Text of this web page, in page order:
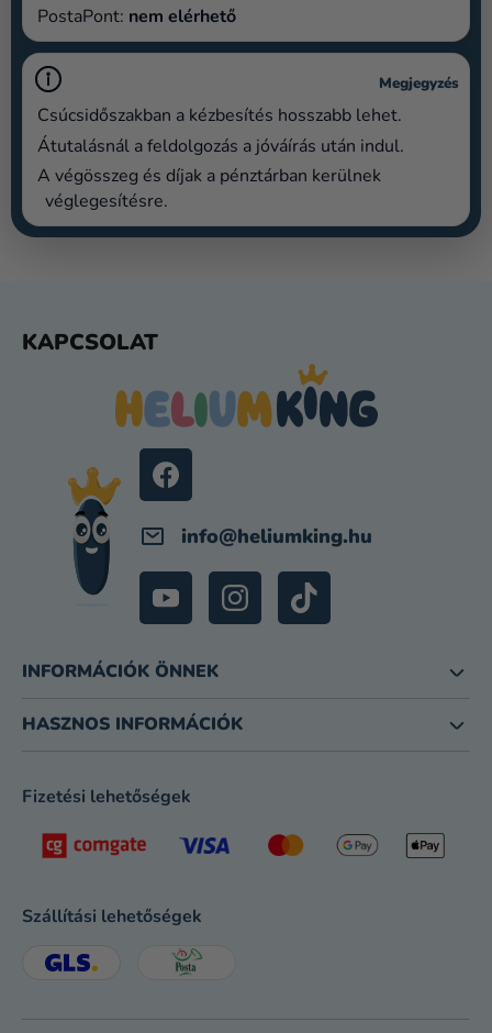
PostaPont: nem elérhető
Megjegyzés
Csúcsidőszakban a kézbesítés hosszabb lehet.
Átutalásnál a feldolgozás a jóváírás után indul.
A végösszeg és díjak a pénztárban kerülnek
véglegesítésre.
KAPCSOLAT
info@heliumking.hu
INFORMÁCIÓK ÖNNEK
HASZNOS INFORMÁCIÓK
Fizetési lehetőségek
Szállítási lehetőségek